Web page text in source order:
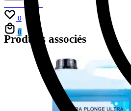
Mon compte
Favoris
0
Panier
0
Produits associés